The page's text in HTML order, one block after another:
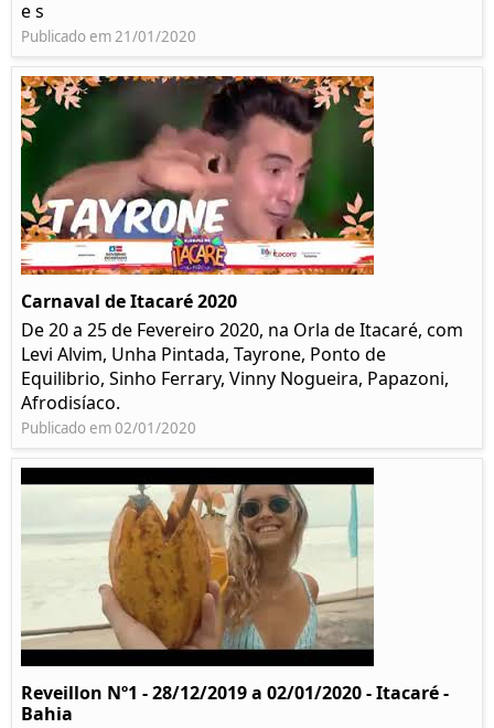
e s
Publicado em 21/01/2020
Carnaval de Itacaré 2020
De 20 a 25 de Fevereiro 2020, na Orla de Itacaré, com
Levi Alvim, Unha Pintada, Tayrone, Ponto de
Equilibrio, Sinho Ferrary, Vinny Nogueira, Papazoni,
Afrodisíaco.
Publicado em 02/01/2020
Reveillon Nº1 - 28/12/2019 a 02/01/2020 - Itacaré -
Bahia